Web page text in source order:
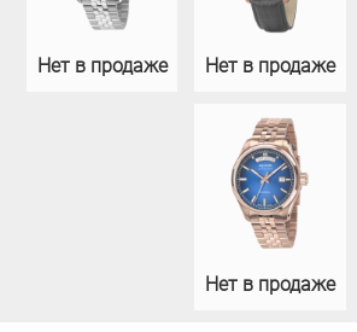
Нет в продаже Нет в продаже
Нет в продаже